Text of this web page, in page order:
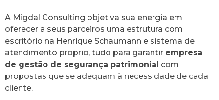
A Migdal Consulting objetiva sua energia em
oferecer a seus parceiros uma estrutura com
escritório na Henrique Schaumann e sistema de
atendimento próprio, tudo para garantir empresa
de gestão de segurança patrimonial com
propostas que se adequam à necessidade de cada
cliente.